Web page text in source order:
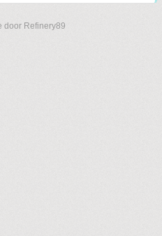
door Refinery89